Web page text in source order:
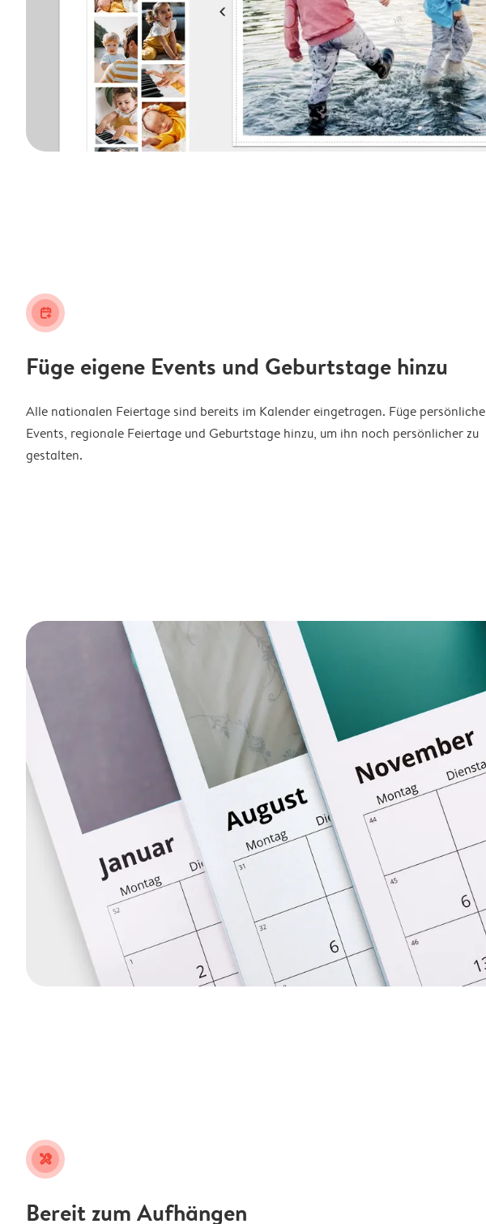
calendar_plus
Füge eigene Events und Geburtstage hinzu
Alle nationalen Feiertage sind bereits im Kalender eingetragen. Füge persönliche
Events, regionale Feiertage und Geburtstage hinzu, um ihn noch persönlicher zu
gestalten.
tools
Bereit zum Aufhängen